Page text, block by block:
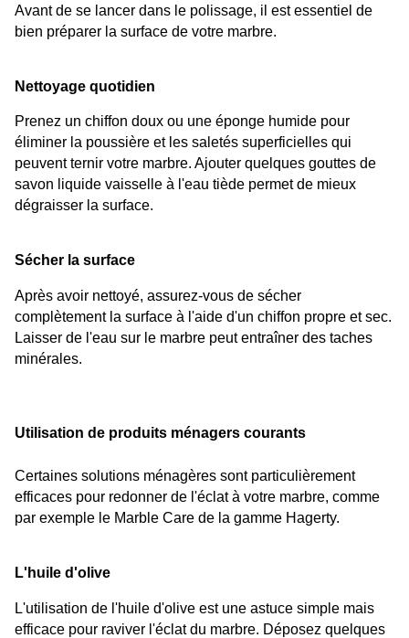
Avant de se lancer dans le polissage, il est essentiel de
bien préparer la surface de votre marbre.
Nettoyage quotidien
Prenez un chiffon doux ou une éponge humide pour
éliminer la poussière et les saletés superficielles qui
peuvent ternir votre marbre. Ajouter quelques gouttes de
savon liquide vaisselle à l'eau tiède permet de mieux
dégraisser la surface.
Sécher la surface
Après avoir nettoyé, assurez-vous de sécher
complètement la surface à l'aide d'un chiffon propre et sec.
Laisser de l'eau sur le marbre peut entraîner des taches
minérales.
Utilisation de produits ménagers courants
Certaines solutions ménagères sont particulièrement
efficaces pour redonner de l'éclat à votre marbre, comme
par exemple le Marble Care de la gamme Hagerty.
L'huile d'olive
L'utilisation de l'huile d'olive est une astuce simple mais
efficace pour raviver l'éclat du marbre. Déposez quelques